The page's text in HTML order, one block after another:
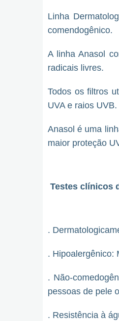
Linha
comendogênico.
A linha Anasol
radicais livres.
Todos os filtros
UVA e raios UVB.
Anasol é uma
maior proteção
Testes clínicos
.
. Hipoalergênico:
. Não-
pessoas de pele
. Resistência à